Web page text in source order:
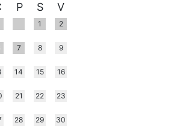
P S V
1 2
7 8 9
14 15 16
21 22 23
28 29 30